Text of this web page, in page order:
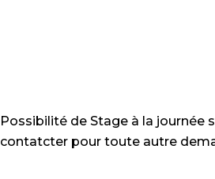
Possibilité de Stage à la journée
contatcter pour toute autre